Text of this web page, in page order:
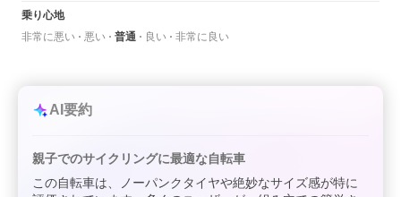
乗り心地
非常に悪い
悪い 普通 良い 非常に良い
AI要約
親子でのサイクリングに最適な自転車
この自転車は、ノーパンクタイヤや絶妙なサイズ感が特に